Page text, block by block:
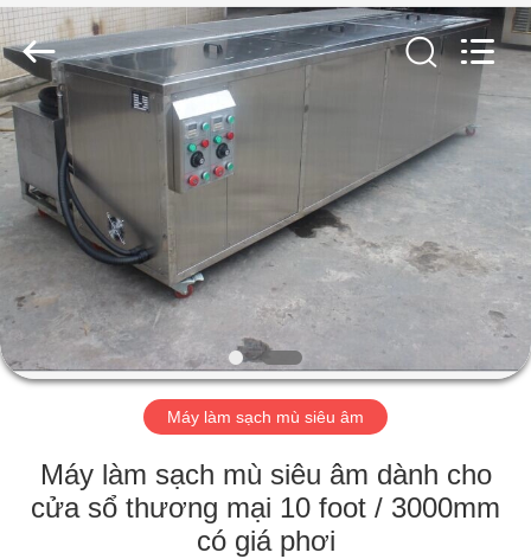
TRANG
CHỦ
CÁC
SẢN
PHẨM
HƯỚNG
VR
2017
-
2026
AG
Sonic
Technology
limited.
All
Rights
Reserved.
Máy làm sạch mù siêu âm
Máy làm sạch mù siêu âm dành cho
cửa sổ thương mại 10 foot / 3000mm
có giá phơi